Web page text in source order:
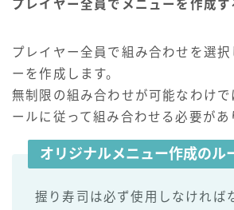
プレイヤー全員でメニューを作成す
プレイヤー全員で組み合わせを選択
ーを作成します。
無制限の組み合わせが可能なわけ
ールに従って組み合わせる必要があ
オリジナルメニュー作成のル
握り寿司は必ず使用しなければ